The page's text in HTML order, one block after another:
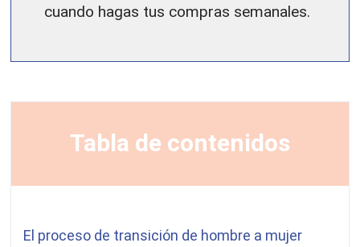
cuando hagas tus compras semanales.
Tabla de contenidos
El proceso de transición de hombre a mujer